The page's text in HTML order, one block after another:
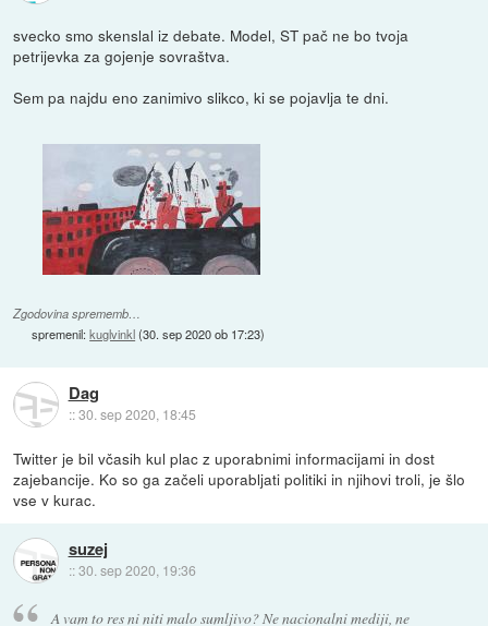
svecko smo skenslal iz debate. Model, ST pač ne bo tvoja
petrijevka za gojenje sovraštva.
Sem pa najdu eno zanimivo slikco, ki se pojavlja te dni.
Zgodovina sprememb…
spremenil:kuglvinkl(30. sep 2020 ob 17:23)
Dag
::30. sep 2020, 18:45
Twitter je bil včasih kul plac z uporabnimi informacijami in dost
zajebancije. Ko so ga začeli uporabljati politiki in njihovi troli, je šlo
vse v kurac.
suzej
::30. sep 2020, 19:36
A vam to res ni niti malo sumljivo? Ne nacionalni mediji, ne